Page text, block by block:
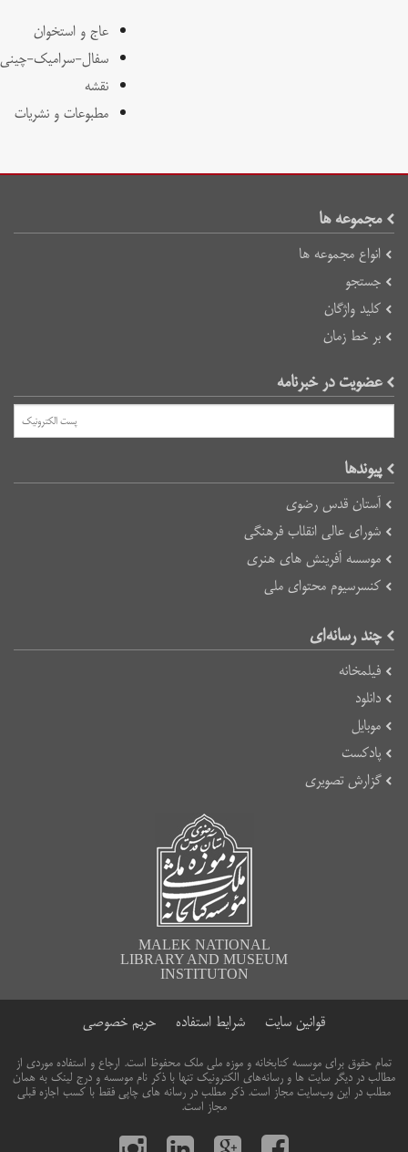
عاج و استخوان
سفال-سرامیک-چینی
نقشه
مطبوعات و نشریات
مجموعه ها
انواع مجموعه ها
جستجو
کلید واژگان
بر خط زمان
عضویت در خبرنامه
پیوند‌ها
آستان قدس رضوی
شورای عالی انقلاب فرهنگی
موسسه آفرینش های هنری
کنسرسیوم محتوای ملی
چند رسانه‌ای
فیلمخانه
دانلود
موبایل
پادکست
گزارش تصویری
MALEK NATIONAL
LIBRARY AND MUSEUM
INSTITUTON
قوانین سایت شرایط استفاده حریم خصوصی
تمام حقوق برای موسسه کتابخانه و موزه ملی ملک محفوظ است. ارجاع و استفاده موردی از
مطالب در دیگر سایت ها و رسانه‌های الکترونیک تنها با ذکر نام موسسه و درج لینک به همان
مطلب در این وب‌سایت مجاز است. ذکر مطلب در رسانه های چاپی فقط با کسب اجازه قبلی
مجاز است.